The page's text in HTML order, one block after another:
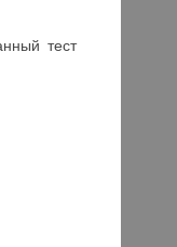
тест